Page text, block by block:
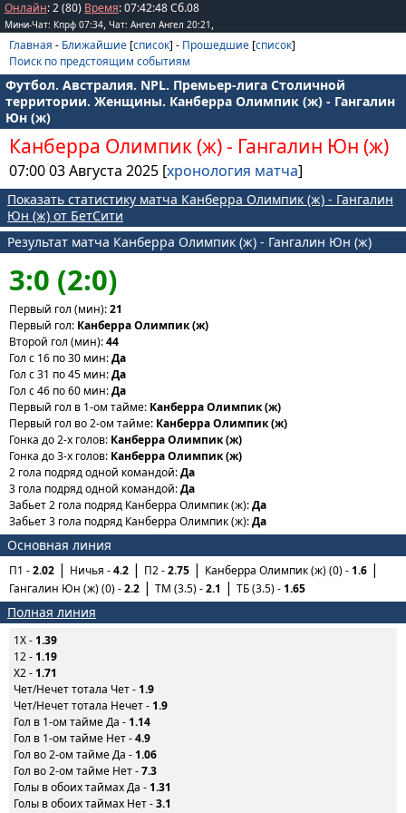
Онлайн: 2 (80) Время:07:42:48Сб.08
Мини-Чат: Кпрф 07:34, Чат: Ангел Ангел 20:21 ,
Главная - Ближайшие [список] - Прошедшие [список]
Поиск по предстоящим событиям
Футбол. Австралия. NPL. Премьер-лига Столичной
территории. Женщины. Канберра Олимпик (ж) - Гангалин
Юн (ж)
Канберра Олимпик (ж)- Гангалин Юн (ж)
07:00 03 Августа 2025 [хронология матча]
Показать статистику матча Канберра Олимпик (ж) - Гангалин
Юн (ж) от БетСити
Результат матча Канберра Олимпик (ж) - Гангалин Юн (ж)
3:0 (2:0)
Первый гол (мин):21
Первый гол: Канберра Олимпик (ж)
Второй гол (мин):44
Гол с 16 по 30 мин:Да
Гол с 31 по 45 мин:Да
Гол с 46 по 60 мин:Да
Первый гол в 1-ом тайме: Канберра Олимпик (ж)
Первый гол во 2-ом тайме: Канберра Олимпик (ж)
Гонка до 2-х голов: Канберра Олимпик (ж)
Гонка до 3-х голов: Канберра Олимпик (ж)
2 гола подряд одной командой:Да
3 гола подряд одной командой:Да
Забьет 2 гола подряд Канберра Олимпик (ж):Да
Забьет 3 гола подряд Канберра Олимпик (ж):Да
Основная линия
П1 -2.02 Ничья -4.2 П2 -2.75 Канберра Олимпик (ж) (0) -1.6
Гангалин Юн (ж) (0) -2.2 ТМ (3.5) -2.1 ТБ (3.5) -1.65
Полная линия
1X - 1.39
12 - 1.19
X2 - 1.71
Чет/Нечет тотала Чет - 1.9
Чет/Нечет тотала Нечет - 1.9
Гол в 1-ом тайме Да - 1.14
Гол в 1-ом тайме Нет -4.9
Гол во 2-ом тайме Да - 1.06
Гол во 2-ом тайме Нет -7.3
Голы в обоих таймах Да - 1.31
Голы в обоих таймах Нет -3.1